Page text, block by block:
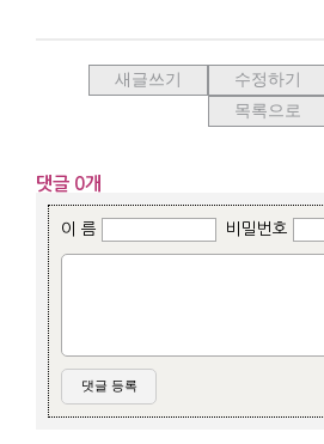
새글쓰기 수정하기
목록으로
댓글 0개
이 름 비밀번호